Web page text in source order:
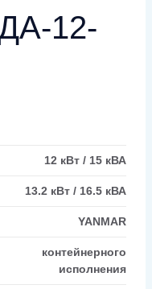
12-
12 кВт / 15 кВА
13.2 кВт / 16.5 кВА
YANMAR
контейнерного
исполнения